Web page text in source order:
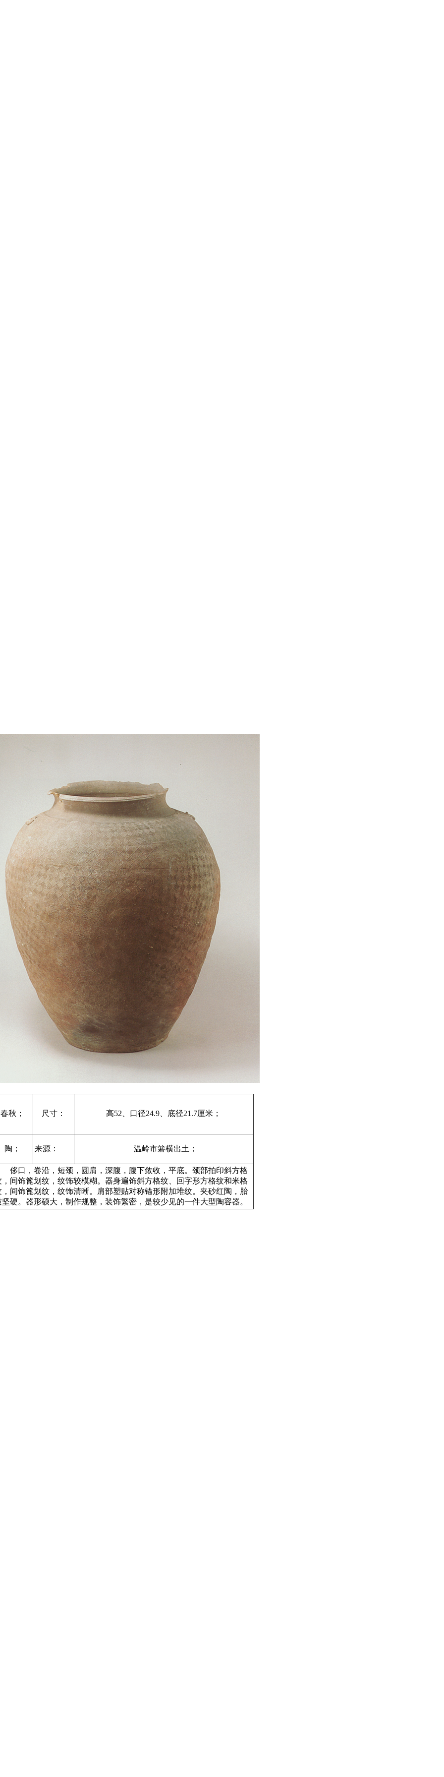
春秋； 尺寸： 高52 、口径24.9 、底径21 .7厘米 ；
陶； 来源： 温岭市箬横出土 ；
侈口，卷沿，短颈，圆肩，深腹，腹下敛收，平底。颈部拍印斜方格
，间饰篦划纹，纹饰较模糊。器身遍饰斜方格纹、回字形方格纹和米格
，间饰篦划纹，纹饰清晰。肩部塑贴对称锚形附加堆纹。夹砂红陶，胎
坚硬。器形硕大，制作规整，装饰繁密，是较少见的一件大型陶容器。